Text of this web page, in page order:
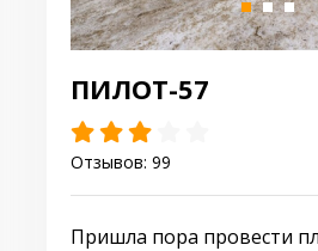
ПИЛОТ-57
Отзывов: 99
Пришла пора провести